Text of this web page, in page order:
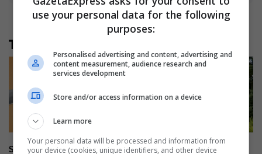
Të tjera nga rubrika
Sa kushton “lumturia” në
Ndërprerja e seancës, Cakolli:
use your personal data for the following
purposes:
Personalised advertising and content, advertising and
content measurement, audience research and
services development
Store and/or access information on a device
Learn more
Your personal data will be processed and information from
your device (cookies, unique identifiers, and other device